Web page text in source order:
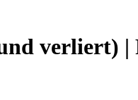
verliert) |